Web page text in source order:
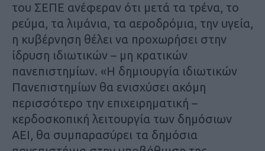
του ΣΕΠΕ ανέφεραν ότι μετά τα τρένα, το
ρεύμα, τα λιμάνια, τα αεροδρόμια, την υγεία,
η κυβέρνηση θέλει να προχωρήσει στην
ίδρυση ιδιωτικών – μη κρατικών
πανεπιστημίων. «Η δημιουργία ιδιωτικών
Πανεπιστημίων θα ενισχύσει ακόμη
περισσότερο την επιχειρηματική –
κερδοσκοπική λειτουργία των δημόσιων
ΑΕΙ, θα συμπαρασύρει τα δημόσια